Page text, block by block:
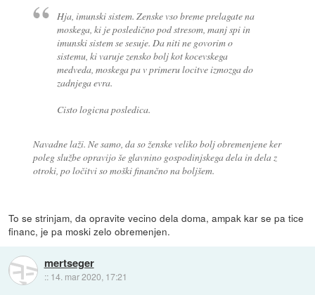
Hja, imunski sistem. Zenske vso breme prelagate na
moskega, ki je posledično pod stresom, manj spi in
imunski sistem se sesuje. Da niti ne govorim o
sistemu, ki varuje zensko bolj kot kocevskega
medveda, moskega pa v primeru locitve izmozga do
zadnjega evra.
Cisto logicna posledica.
Navadne laži. Ne samo, da so ženske veliko bolj obremenjene ker
poleg službe opravijo še glavnino gospodinjskega dela in dela z
otroki, po ločitvi so moški finančno na boljšem.
To se strinjam, da opravite vecino dela doma, ampak kar se pa tice
financ, je pa moski zelo obremenjen.
mertseger
:: 14. mar 2020, 17:21